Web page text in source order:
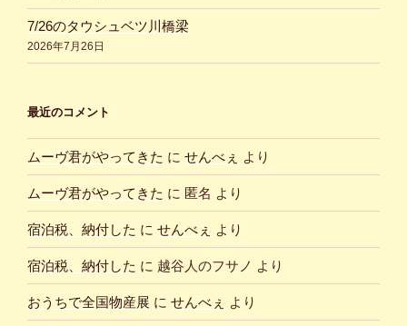
7/26のタウシュベツ川橋梁
2026年7月26日
最近のコメント
ムーヴ君がやってきた に せんべぇ より
ムーヴ君がやってきた に 匿名 より
宿泊税、納付した に せんべぇ より
宿泊税、納付した に 越谷人のフサノ より
おうちで全国物産展 に せんべぇ より